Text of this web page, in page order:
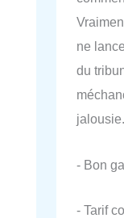
ne
du
jalousie.
- Bon
- Tarif